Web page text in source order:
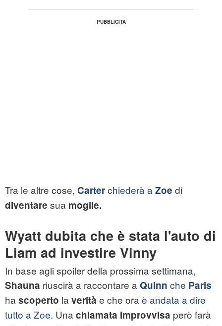
Tra le altre cose, Carterchiederà a Zoe di
diventare sua moglie.
Wyatt dubita che è stata l'auto di
Liam ad investire Vinny
In base agli spoiler della prossima settimana,
Shauna riuscirà a raccontare a Quinn che Paris
ha scoperto la verità e che ora è andata a dire
tutto a Zoe. Una chiamata improvvisa però farà